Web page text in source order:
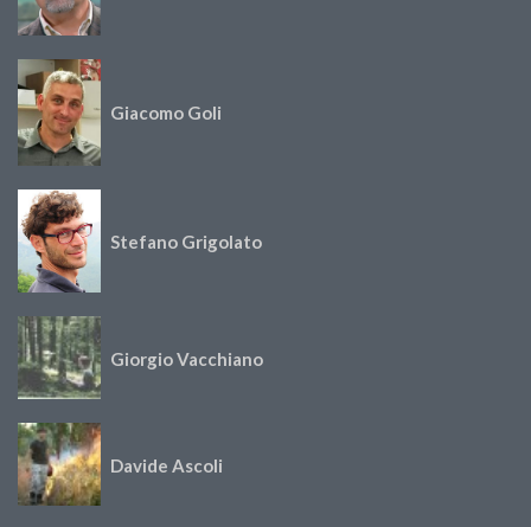
Giacomo Goli
Stefano Grigolato
Giorgio Vacchiano
Davide Ascoli